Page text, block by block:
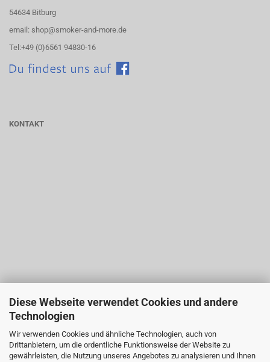
Diese Webseite verwendet Cookies und andere
Technologien
Wir verwenden Cookies und ähnliche Technologien, auch von
Drittanbietern, um die ordentliche Funktionsweise der Website zu
gewährleisten, die Nutzung unseres Angebotes zu analysieren und Ihnen
54634 Bitburg
email: shop@smoker-and-more.de
Tel:+49 (0)6561 94830-16
KONTAKT